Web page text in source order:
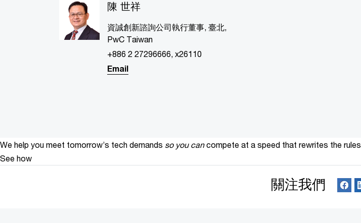
陳 世祥
資誠創新諮詢公司執行董事, 臺北,
PwC Taiwan
+886 2 27296666, x26110
Email
We help you meet tomorrow’s tech demands so you can compete at a speed that rewrites the rules
See how
關注我們